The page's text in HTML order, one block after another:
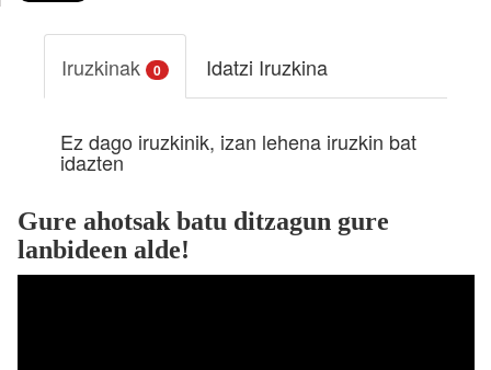
Iruzkinak 0 Idatzi Iruzkina
Ez dago iruzkinik, izan lehena iruzkin bat
idazten
Gure ahotsak batu ditzagun gure
lanbideen alde!